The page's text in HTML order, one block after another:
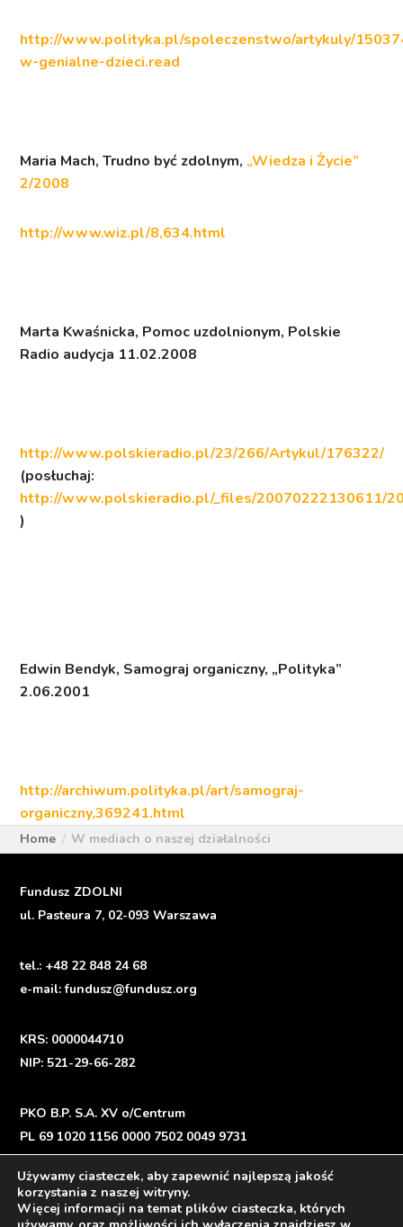
http://www.polityka.pl/spoleczenstwo/artykuly/
w-genialne-dzieci.read
Maria Mach,Trudno być zdolnym, „Wiedza i Życie”
2/2008
http://www.wiz.pl/8,634.html
Marta Kwaśnicka, Pomoc uzdolnionym, Polskie
Radio audycja 11.02.2008
http://www.polskieradio.pl/23/266/Artykul/176322/
(posłuchaj:
http://www.polskieradio.pl/_files/20070222130611/
)
Edwin Bendyk, Samograj organiczny, „Polityka”
2.06.2001
http://archiwum.polityka.pl/art/samograj-
organiczny,369241.html
Home W mediach o naszej działalności
Fundusz ZDOLNI
ul. Pasteura 7, 02-093 Warszawa
tel.: +48 22 848 24 68
e-mail:fundusz@fundusz.org
KRS: 0000044710
NIP: 521-29-66-282
PKO B.P. S.A. XV o/Centrum
PL 69 1020 1156 0000 7502 0049 9731
Polityka prywatności/Privacy Policy
Używamy ciasteczek, aby zapewnić najlepszą jakość
korzystania z naszej witryny.
Więcej informacji na temat plików ciasteczka, których